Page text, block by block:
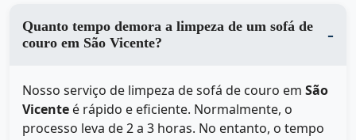
Quanto tempo demora a limpeza de um sofá de
couro em São Vicente?
Nosso serviço de limpeza de sofá de couro em São
Vicente é rápido e eficiente. Normalmente, o
processo leva de 2 a 3 horas. No entanto, o tempo